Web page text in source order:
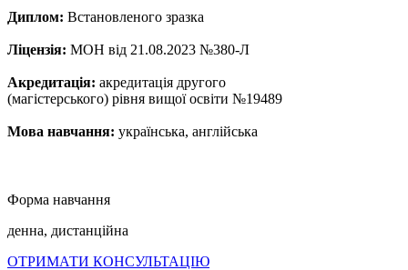
Диплом: Встановленого зразка
Ліцензія: МОН від 21.08.2023 №380-Л
Акредитація: акредитація другого
(магістерського) рівня вищої освіти №19489
Мова навчання: українська, англійська
Форма навчання
денна, дистанційна
ОТРИМАТИ КОНСУЛЬТАЦІЮ